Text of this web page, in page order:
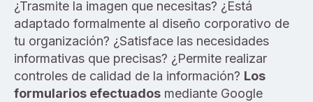
¿Trasmite la imagen que necesitas? ¿Está
adaptado formalmente al diseño corporativo de
tu organización? ¿Satisface las necesidades
informativas que precisas? ¿Permite realizar
controles de calidad de la información? Los
formularios efectuados mediante Google